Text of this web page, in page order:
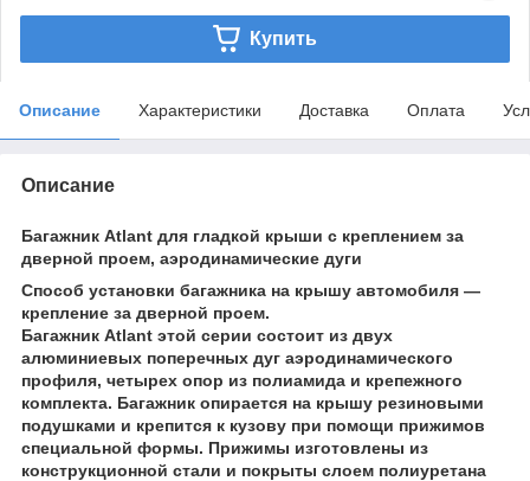
Купить
Описание Характеристики Доставка Оплата
Описание
Багажник Atlant для гладкой крыши с креплением за
дверной проем, аэродинамические дуги
Способ установки багажника на крышу автомобиля —
крепление за дверной проем.
Багажник Atlant этой серии состоит из двух
алюминиевых поперечных дуг аэродинамического
профиля, четырех опор из полиамида и крепежного
комплекта. Багажник опирается на крышу резиновыми
подушками и крепится к кузову при помощи прижимов
специальной формы. Прижимы изготовлены из
конструкционной стали и покрыты слоем полиуретана